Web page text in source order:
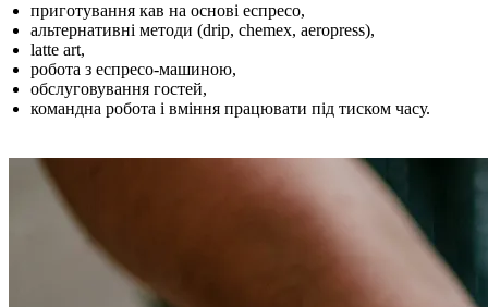
приготування кав на основі еспресо,
альтернативні методи (drip, chemex, aeropress),
latte art,
робота з еспресо-машиною,
обслуговування гостей,
командна робота і вміння працювати під тиском часу.